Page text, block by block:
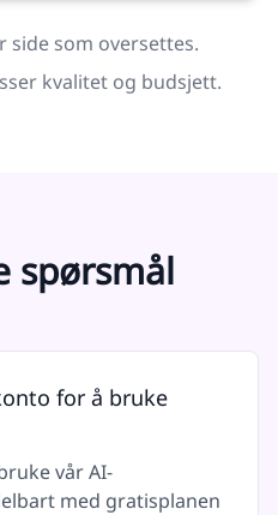
side som oversettes.
kvalitet og budsjett.
spørsmål
for å bruke
vår AI-
med gratisplanen